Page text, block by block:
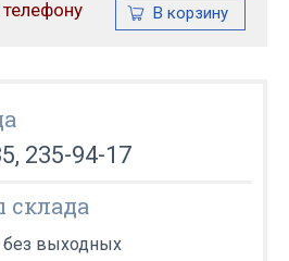
телефону
235-94-17
склада
без выходных